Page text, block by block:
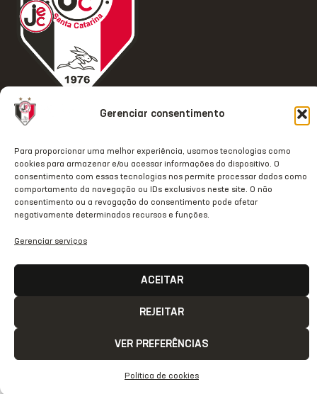
Gerenciar consentimento
Para proporcionar uma melhor experiência, usamos tecnologias como
cookies para armazenar e/ou acessar informações do dispositivo. O
consentimento com essas tecnologias nos permite processar dados como
comportamento da navegação ou IDs exclusivos neste site. O não
consentimento ou a revogação do consentimento pode afetar
negativamente determinados recursos e funções.
Gerenciar serviços
ACEITAR
REJEITAR
VER PREFERÊNCIAS
Política de cookies
ACESSO
RÁPIDO
Clube
Estrutura
JecStore
REDES
Instagram
Facebook
Youtube
Linkedin
OUTRAS
Threads
X
Comunicação
Transparência
Notas Oficiais